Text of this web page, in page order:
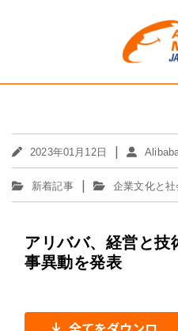
2023年01月12日 |
新着記事 | 企業文化と社
アリババ、経営と技
事異動を発表